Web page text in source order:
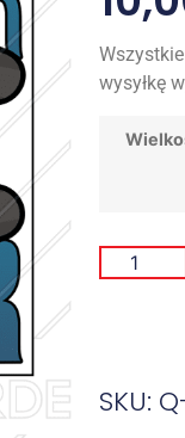
wysyłkę
SKU: